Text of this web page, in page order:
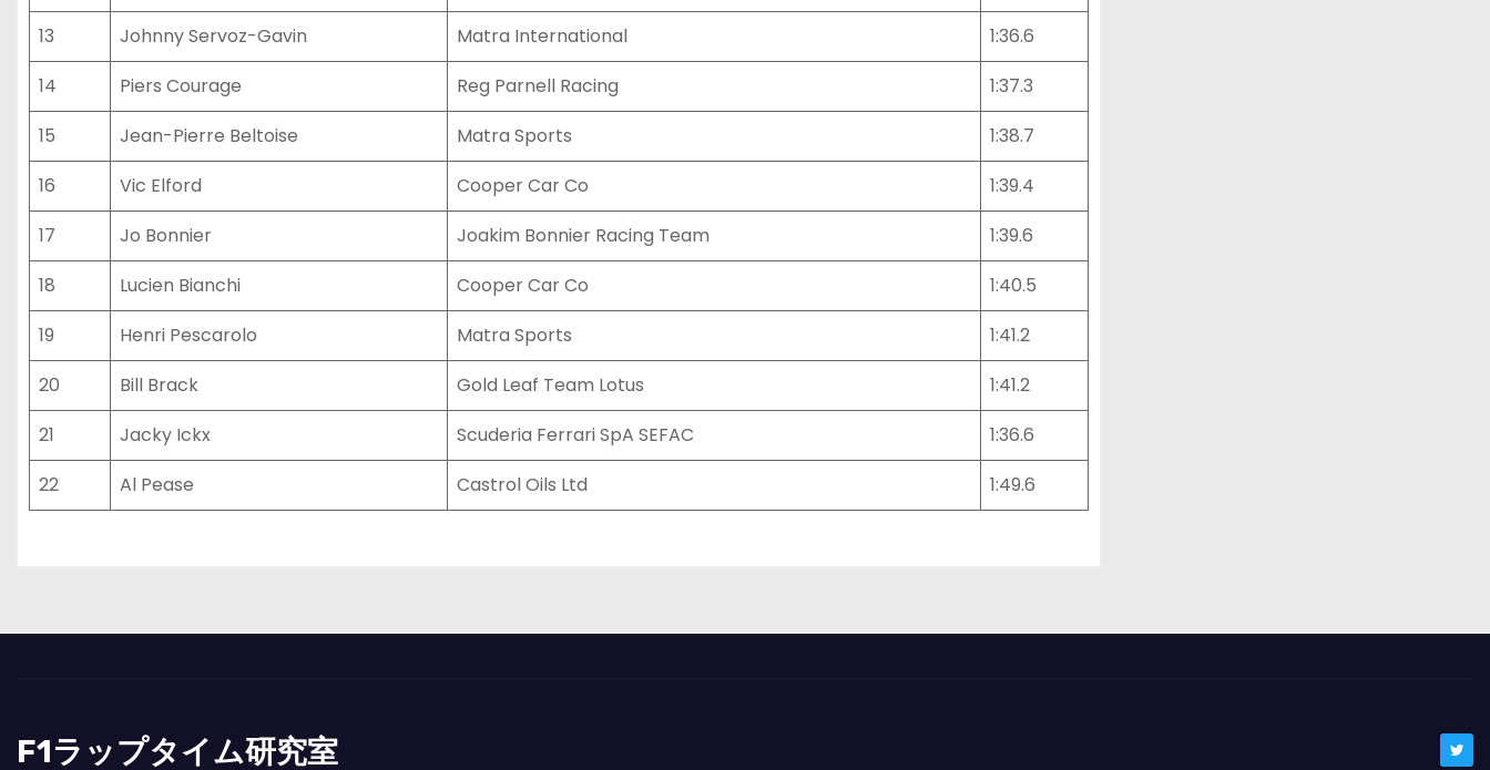
13
Johnny Servoz-Gavin Matra International
1:36.6
14
Piers Courage Reg Parnell Racing
1:37.3
15
Jean-Pierre Beltoise Matra Sports
1:38.7
16
Vic Elford Cooper Car Co
1:39.4
17
Jo Bonnier Joakim Bonnier Racing Team
1:39.6
18
Lucien Bianchi Cooper Car Co
1:40.5
19
Henri Pescarolo Matra Sports
1:41.2
20
Bill Brack Gold Leaf Team Lotus
1:41.2
21
Jacky Ickx Scuderia Ferrari SpA SEFAC
1:36.6
22
Al Pease Castrol Oils Ltd 1:49.6
F1ラップタイム研究室